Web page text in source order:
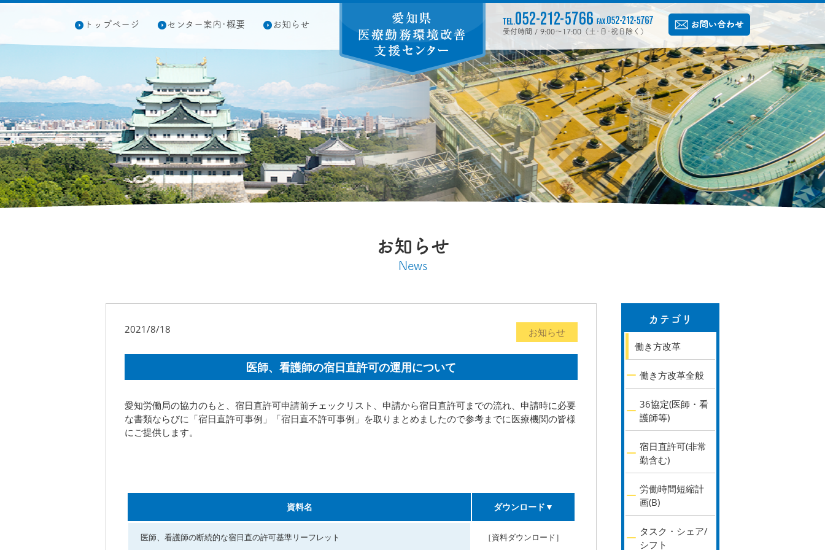
トップページ センター案内･概要 お知らせ
受付時間 / 9:00〜17:00（土･日･祝日除く）
お知らせ
News
2021/8/18 お知らせ
医師、看護師の宿日直許可の運用について
愛知労働局の協力のもと、宿日直許可申請前チェックリスト、申請から宿日直許可までの流れ、申請時に必要
な書類ならびに「宿日直許可事例」「宿日直不許可事例」を取りまとめましたので参考までに医療機関の皆様
にご提供します。
資料名 ダウンロード▼
医師、看護師の断続的な宿日直の許可基準リーフレット ［資料ダウンロード］
カテゴリ
働き方改革
働き方改革全般
36協定(医師・看
護師等)
宿日直許可(非常
勤含む)
労働時間短縮計
画(B)
タスク・シェア/
シフト